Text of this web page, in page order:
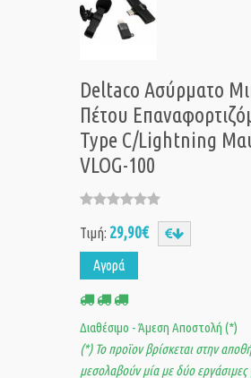
Deltaco Ασύρματο
Πέτου
Type C/Lightning
VLOG-100
Τιμή: 29,90€
Αγορά
Διαθέσιμο - Άμεση Αποστολή (*)
(*) Το προϊον βρίσκεται στην
μεσολαβούν μία με δύο εργάσιμες